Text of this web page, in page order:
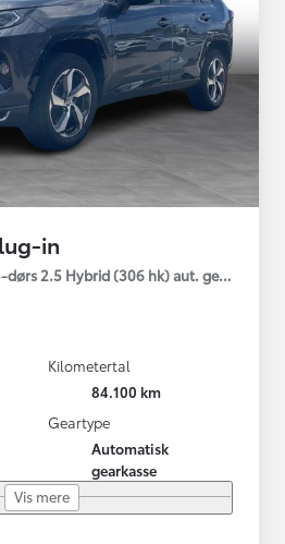
in
dørs 2.5 Hybrid (306 hk) aut. gear
Kilometertal
84.100 km
Geartype
Automatisk
gearkasse
Vis mere